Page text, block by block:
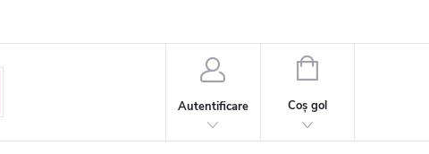
Autentificare
COŞ
CUMPĂRĂTURI
Coş gol